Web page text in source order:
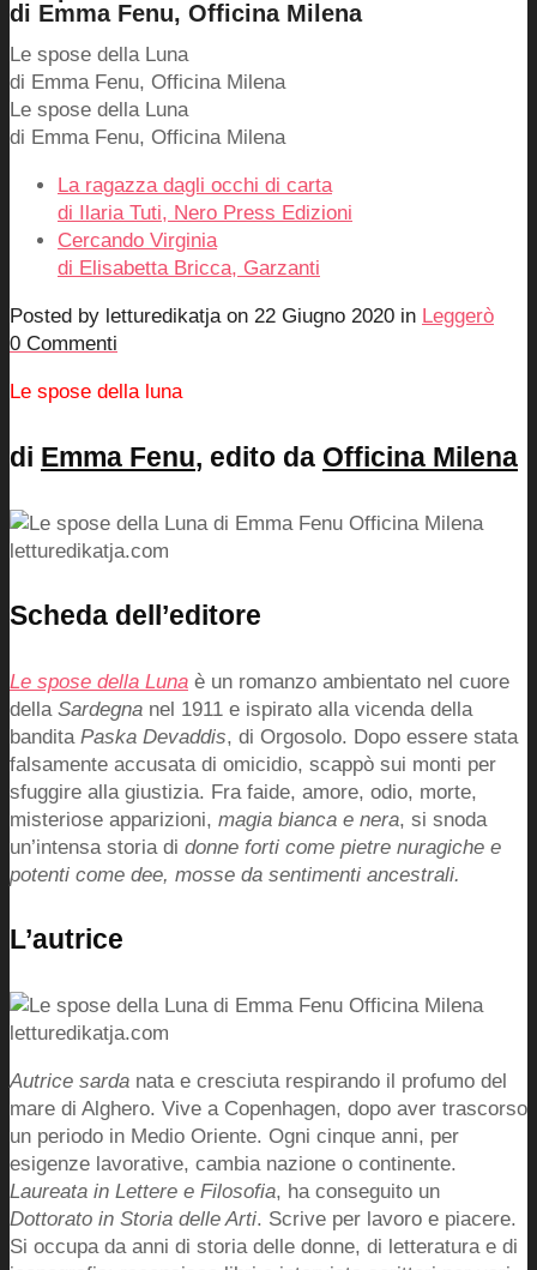
di Emma Fenu, Officina Milena
Le spose della Luna
di Emma Fenu, Officina Milena
Le spose della Luna
di Emma Fenu, Officina Milena
La ragazza dagli occhi di carta
di Ilaria Tuti, Nero Press Edizioni
Cercando Virginia
di Elisabetta Bricca, Garzanti
Posted by letturedikatjaon 22 Giugno 2020 in Leggerò
0 Commenti
Le spose della luna
di Emma Fenu, edito da Officina Milena
Scheda dell’editore
Le spose della Luna è un romanzo ambientato nel cuore
della Sardegna nel 1911 e ispirato alla vicenda della
bandita Paska Devaddis, di Orgosolo. Dopo essere stata
falsamente accusata di omicidio, scappò sui monti per
sfuggire alla giustizia. Fra faide, amore, odio, morte,
misteriose apparizioni, magia bianca e nera, si snoda
un’intensa storia di donne forti come pietre nuragiche e
potenti come dee, mosse da sentimenti ancestrali.
L’autrice
Autrice sarda nata e cresciuta respirando il profumo del
mare di Alghero. Vive a Copenhagen, dopo aver trascorso
un periodo in Medio Oriente. Ogni cinque anni, per
esigenze lavorative, cambia nazione o continente.
Laureata in Lettere e Filosofia, ha conseguito un
Dottorato in Storia delle Arti. Scrive per lavoro e piacere.
Si occupa da anni di storia delle donne, di letteratura e di